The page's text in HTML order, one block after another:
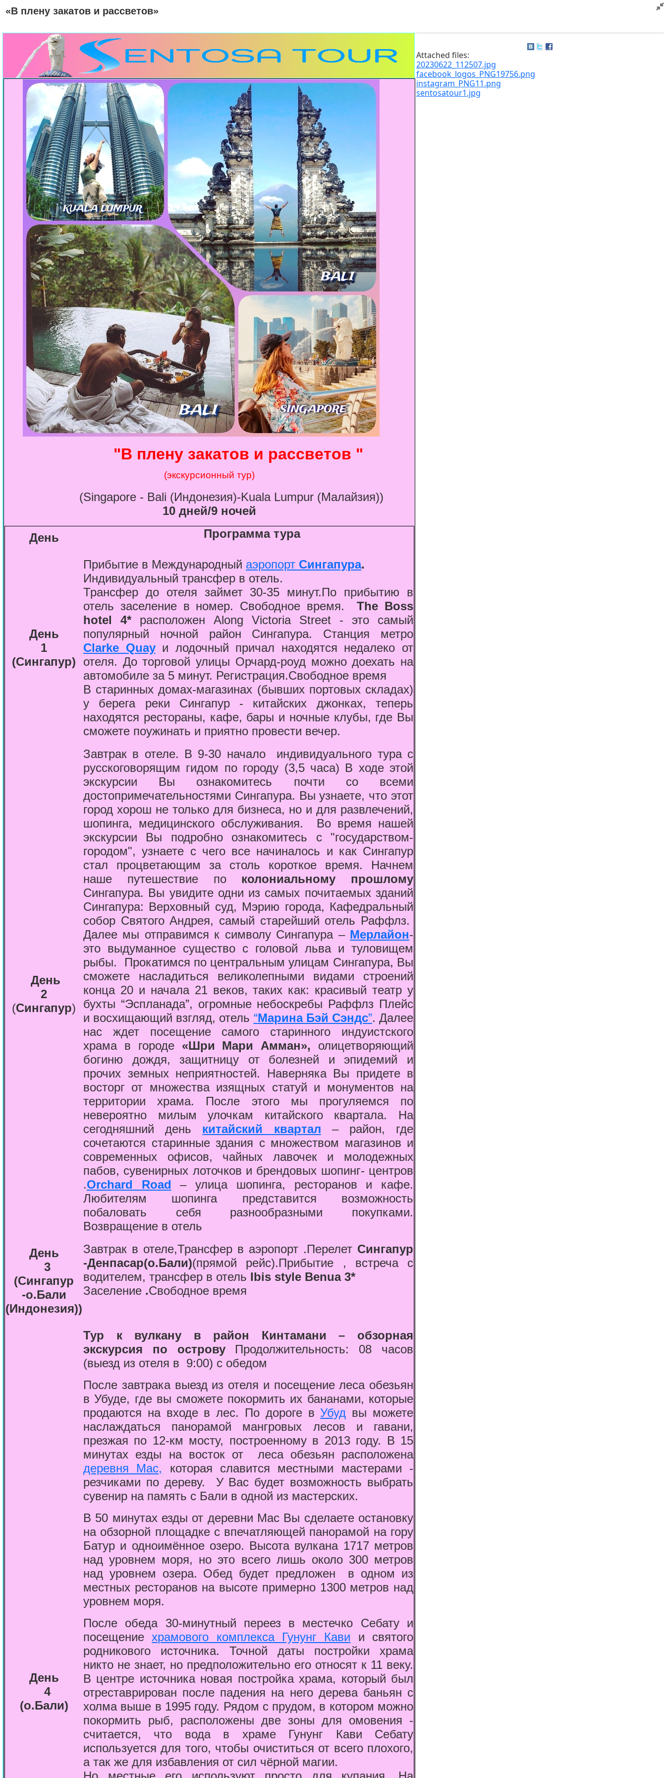
«В плену закатов и рассветов»
"В плену закатов и рассветов "
(экскурсионный тур)
(Singapore - Bali (Индонезия)-Kuala Lumpur (Малайзия))
10 дней/9 ночей
День
Программа тура
День
1
(Сингапур)
Прибытие в Международный аэропорт Сингапура.
Индивидуальный трансфер в отель.
Трансфер до отеля займет 30-35 минут.По прибытию в
отель заселение в номер. Свободное время.The Boss
hotel 4* расположен Along Victoria Street - это самый
популярный ночной район Сингапура. Станция метро
Clarke Quayи лодочный причал находятся недалеко от
отеля. До торговой улицы Орчард-роуд можно доехать на
автомобиле за 5 минут. Регистрация.Свободное время
В старинных домах-магазинах (бывших портовых складах)
у берега реки Сингапур - китайских джонках, теперь
находятся рестораны, кафе, бары и ночные клубы, где Вы
сможете поужинать и приятно провести вечер.
День
2
(Сингапур)
Завтрак в отеле. В 9-30 начало индивидуального тура с
русскоговорящим гидом по городу (3,5 часа) В ходе этой
экскурсии Вы ознакомитесь почти со всеми
достопримечательностями Сингапура. Вы узнаете, что этот
город хорош не только для бизнеса, но и для развлечений,
шопинга, медицинского обслуживания. Во время нашей
экскурсии Вы подробно ознакомитесь с "государством-
городом", узнаете с чего все начиналось и как Сингапур
стал процветающим за столь короткое время. Начнем
наше путешествие по колониальному прошлому
Сингапура. Вы увидите одни из самых почитаемых зданий
Сингапура: Верховный суд, Мэрию города, Кафедральный
собор Святого Андрея, самый старейший отель Раффлз.
Далее мы отправимся к символу Сингапура – Мерлайон-
это выдуманное существо с головой льва и туловищем
рыбы.
Прокатимся по центральным улицам Сингапура, Вы
сможете насладиться великолепными видами строений
конца 20 и начала 21 веков, таких как: красивый театр у
бухты “Эспланада”, огромные небоскребы Раффлз Плейс
и восхищающий взгляд, отель “Марина Бэй Сэндс”. Далее
нас ждет посещение самого старинного индуистского
храма в городе «Шри Мари Амман», олицетворяющий
богиню дождя, защитницу от болезней и эпидемий и
прочих земных неприятностей. Наверняка Вы придете в
восторг от множества изящных статуй и монументов на
территории храма. После этого мы прогуляемся по
невероятно милым улочкам китайского квартала. На
сегодняшний день китайский квартал – район, где
сочетаются старинные здания с множеством магазинов и
современных офисов, чайных лавочек и молодежных
пабов, сувенирных лоточков и брендовых шопинг- центров
.Orchard Road – улица шопинга, ресторанов и кафе.
Любителям шопинга представится возможность
побаловать себя разнообразными покупками.
Возвращение в отель
День
3
(Сингапур
-о.Бали
(Индонезия))
Завтрак в отеле,Трансфер в аэропорт .Перелет Сингапур
-Денпасар(о.Бали)(прямой рейс).Прибытие , встреча с
водителем, трансфер в отель Ibis style Benua 3*
Заселение .Свободное время
День
4
(о.Бали)
Тур к вулкану в район Кинтамани – обзорная
экскурсия по островуПродолжительность: 08 часов
(выезд из отеля в 9:00) с обедом
После завтрака выезд из отеля и посещение леса обезьян
в Убуде, где вы сможете покормить их бананами, которые
продаются на входе в лес. По дороге вУбуд вы можете
наслаждаться панорамой мангровых лесов и гавани,
презжая по 12-км мосту, построенному в 2013 году. В 15
минутах езды на восток от леса обезьян расположена
деревня Мас, которая славится местными мастерами -
резчиками по дереву. У Вас будет возможность выбрать
сувенир на память с Бали в одной из мастерских.
В 50 минутах езды от деревни Мас Вы сделаете остановку
на обзорной площадке с впечатляющей панорамой на гору
Батур и одноимённое озеро. Высота вулкана 1717 метров
над уровнем моря, но это всего лишь около 300 метров
над уровнем озера. Обед будет предложен в одном из
местных ресторанов на высоте примерно 1300 метров над
уровнем моря.
После обеда 30-минутный переез в местечко Себату и
посещениехрамового комплекса Гунунг Кави и святого
родникового источника. Точной даты постройки храма
никто не знает, но предположительно его относят к 11 веку.
В центре источника новая постройка храма, который был
отреставрирован после падения на него дерева баньян с
холма выше в 1995 году. Рядом с прудом, в котором можно
покормить рыб, расположены две зоны для омовения -
считается, что вода в храме Гунунг Кави Себату
используется для того, чтобы очиститься от всего плохого,
а так же для избавления от сил чёрной магии.
Attached files:
20230622_112507.jpg
facebook_logos_PNG19756.png
instagram_PNG11.png
sentosatour1.jpg